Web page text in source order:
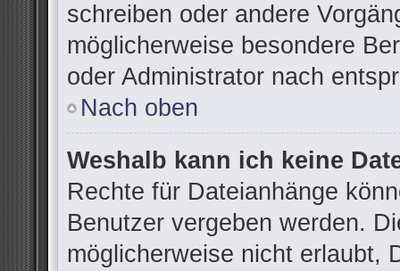
schreiben oder andere
möglicherweise besondere
oder Administrator nach
Nach oben
Weshalb kann ich keine
Rechte für Dateianhänge
Benutzer vergeben werden.
möglicherweise nicht erlaubt,